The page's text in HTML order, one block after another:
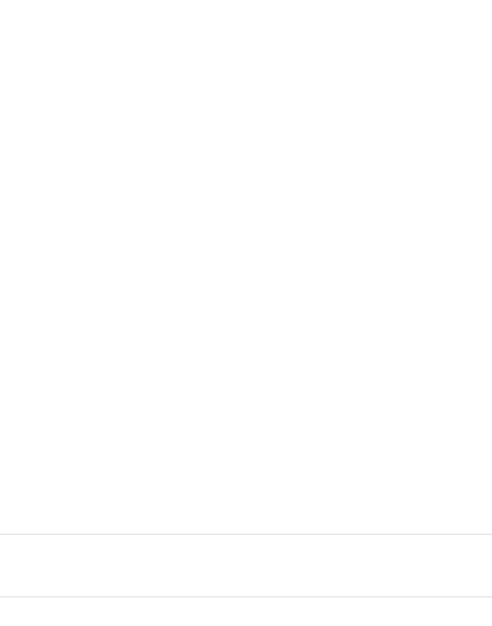
et étapes clés
?
aux modèles
bonnes pratiques
pas à propos des bases de données Confluence